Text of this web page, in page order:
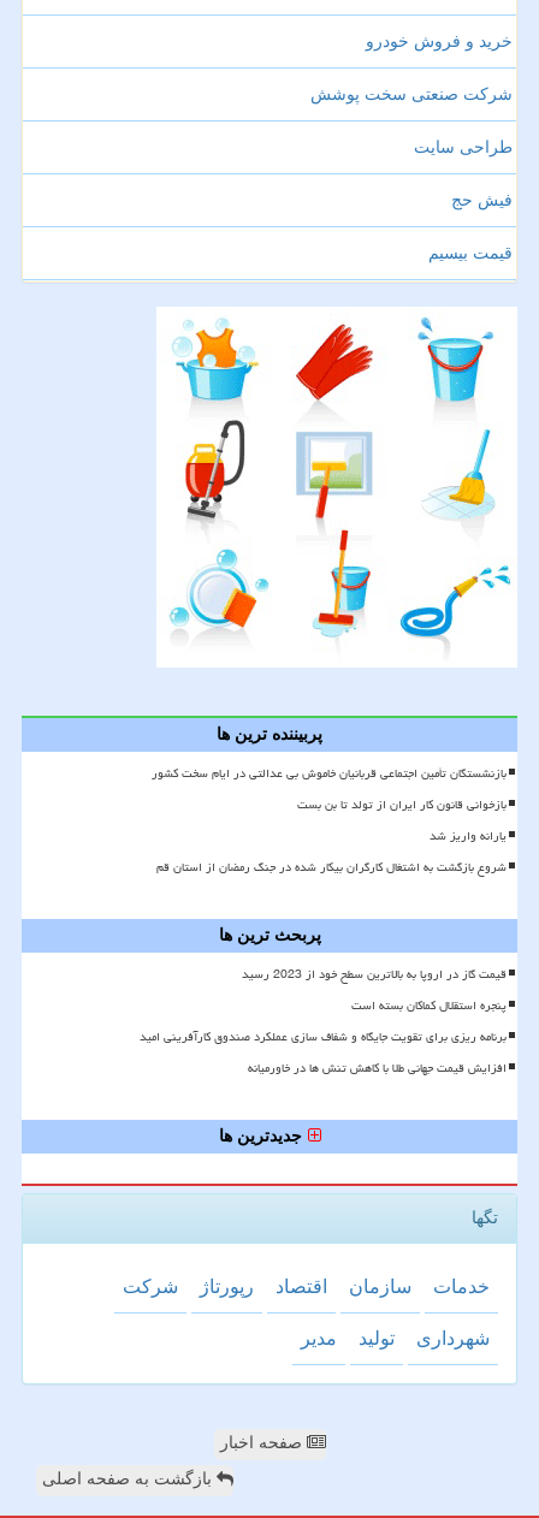
خرید و فروش خودرو
شرکت صنعتی سخت پوشش
طراحی سایت
فیش حج
قیمت بیسیم
پربیننده ترین ها
بازنشستگان تأمین اجتماعی قربانیان خاموش بی عدالتی در ایام سخت کشور
بازخوانی قانون کار ایران از تولد تا بن بست
یارانه واریز شد
شروع بازگشت به اشتغال کارگران بیکار شده در جنگ رمضان از استان قم
پربحث ترین ها
قیمت گاز در اروپا به بالاترین سطح خود از 2023 رسید
پنجره استقلال کماکان بسته است
برنامه ریزی برای تقویت جایگاه و شفاف سازی عملکرد صندوق کارآفرینی امید
افزایش قیمت جهانی طلا با کاهش تنش ها در خاورمیانه
جدیدترین ها
تگها
خدمات سازمان اقتصاد رپورتاژ شركت
شهرداری تولید مدیر
صفحه اخبار
بازگشت به صفحه اصلی